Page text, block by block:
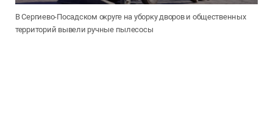
В Сергиево-Посадском округе на уборку дворов и общественных
территорий вывели ручные пылесосы